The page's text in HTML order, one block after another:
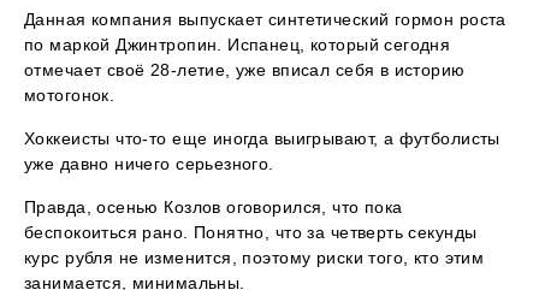
Данная компания выпускает синтетический гормон роста
по маркой Джинтропин. Испанец, который сегодня
отмечает своё 28-летие, уже вписал себя в историю
мотогонок.
Хоккеисты что-то еще иногда выигрывают, а футболисты
уже давно ничего серьезного.
Правда, осенью Козлов оговорился, что пока
беспокоиться рано. Понятно, что за четверть секунды
курс рубля не изменится, поэтому риски того, кто этим
занимается, минимальны.